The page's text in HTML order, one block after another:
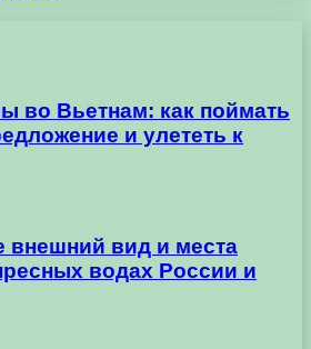
во Вьетнам: как поймать
и улететь к
внешний вид и места
водах России и